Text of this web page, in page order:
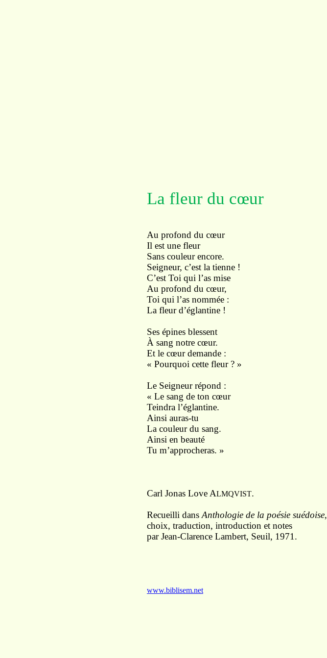
La fleur du cœur
Au profond du cœur
Il est une fleur
Sans couleurencore.
Seigneur, c’est la tienne !
C’est Toi qui l’as mise
Au profond du cœur,
Toi qui l’as nommée :
La fleur d’églantine !
Ses épines blessent
À sang notre cœur.
Et le cœur demande :
« Pourquoi cette fleur ? »
Le Seigneurrépond :
« Le sang de ton cœur
Teindra l’églantine.
Ainsi auras-tu
La couleur du sang.
Ainsi en beauté
Tu m’approcheras. »
Carl Jonas Love ALMQVIST.
Recueilli dans Anthologie de la poésie suédoise,
choix, traduction, introduction et notes
par Jean-Clarence Lambert, Seuil, 1971.
www.biblisem.net